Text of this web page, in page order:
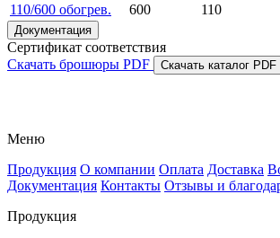
110/600 обогрев.
600 110
Документация
Сертификат соответствия
Скачать брошюры PDF
Скачать каталог PDF
Меню
Продукция О компании Оплата Доставка
Документация Контакты Отзывы и
Продукция